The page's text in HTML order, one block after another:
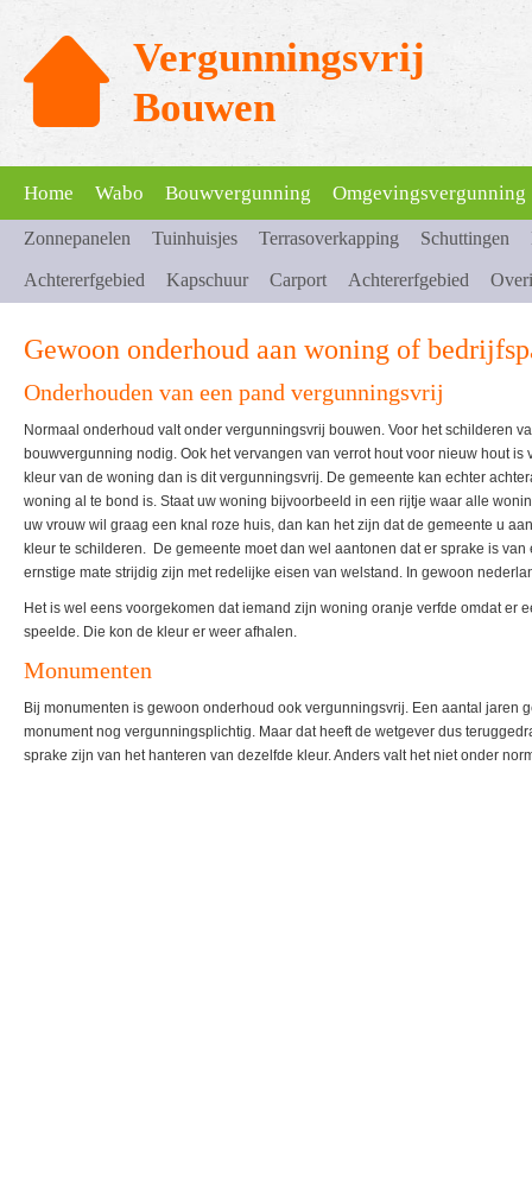
Vergunningsvrij
Bouwen
Home Wabo Bouwvergunning Omgevingsvergunning
Zonnepanelen Tuinhuisjes Terrasoverkapping Schuttingen
Achtererfgebied Kapschuur Carport Achtererfgebied
Gewoon onderhoud aan woning of
Onderhouden van een pand vergunningsvrij
Normaal onderhoud valt onder vergunningsvrij bouwen. Voor het schilderen
bouwvergunning nodig. Ook het vervangen van verrot hout voor nieuw hout is
kleur van de woning dan is dit vergunningsvrij. De gemeente kan echter
woning al te bond is. Staat uw woning bijvoorbeeld in een rijtje waar alle
uw vrouw wil graag een knal roze huis, dan kan het zijn dat de gemeente u
kleur te schilderen. De gemeente moet dan wel aantonen dat er sprake is van
ernstige mate strijdig zijn met redelijke eisen van welstand. In gewoon
Het is wel eens voorgekomen dat iemand zijn woning oranje verfde omdat er
speelde. Die kon de kleur er weer afhalen.
Monumenten
Bij monumenten is gewoon onderhoud ook vergunningsvrij. Een aantal jaren
monument nog vergunningsplichtig. Maar dat heeft de wetgever dus
sprake zijn van het hanteren van dezelfde kleur. Anders valt het niet onder